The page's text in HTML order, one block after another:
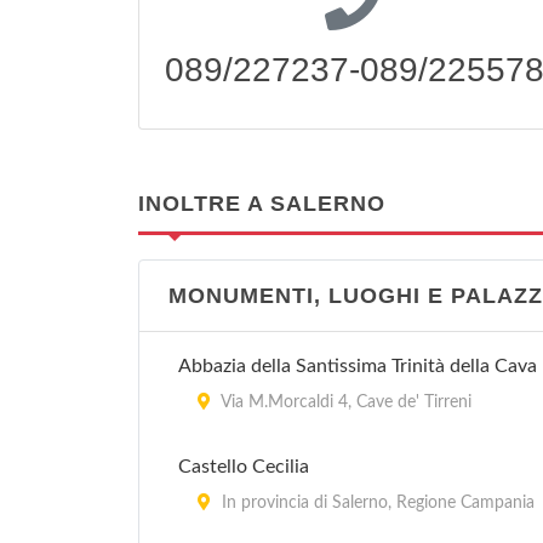
089/227237-089/225578
INOLTRE A SALERNO
MONUMENTI, LUOGHI E
Abbazia della Santissima Trinità della Cava
Via M.Morcaldi 4, Cave de' Tirreni
Castello Cecilia
In provincia di Salerno, Regione Campania